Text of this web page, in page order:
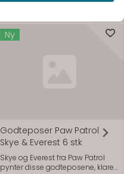
Ny
Godteposer Paw Patrol
Skye & Everest 6 stk
Skye og Everest fra Paw Patrol
pynter disse godteposene, klare